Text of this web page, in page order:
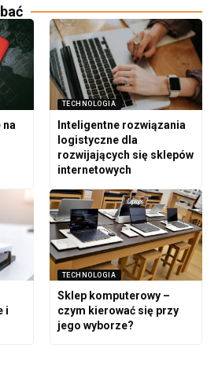
na
TECHNOLOGIA
Inteligentne rozwiązania
logistyczne dla
rozwijających się sklepów
internetowych
i
TECHNOLOGIA
Sklep komputerowy –
czym kierować się przy
jego wyborze?